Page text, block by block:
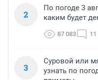
2
По погоде 3
каким будет
87 083 11
3
Суровой или
узнать по